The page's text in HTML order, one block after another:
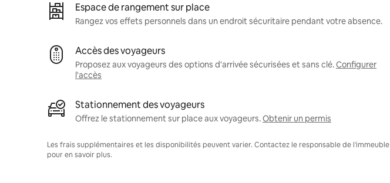
Espace de rangement sur place
Rangez vos effets personnels dans un endroit sécuritaire pendant votre absence.
Accès des voyageurs
Proposez aux voyageurs des options d'arrivée sécurisées et sans clé.Configurer
l'accès
Stationnement des voyageurs
Offrez le stationnement sur place aux voyageurs.Obtenir un permis
Les frais supplémentaires et les disponibilités peuvent varier. Contactez le responsable de l'immeuble
pour en savoir plus.